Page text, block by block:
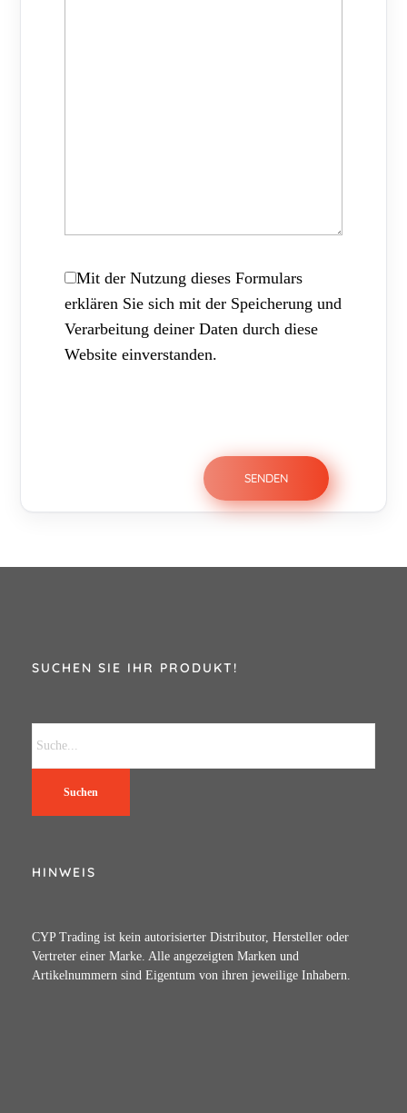
Mit der Nutzung dieses Formulars
erklären Sie sich mit der Speicherung und
Verarbeitung deiner Daten durch diese
Website einverstanden.
SUCHEN SIE IHR PRODUKT!
Suchen
HINWEIS
CYP Trading ist kein autorisierter Distributor, Hersteller oder
Vertreter einer Marke. Alle angezeigten Marken und
Artikelnummern sind Eigentum von ihren jeweilige Inhabern.